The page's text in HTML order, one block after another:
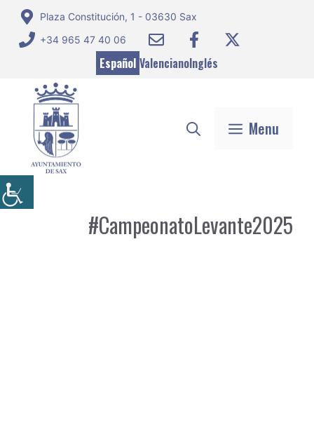
Saltar
contenido
Plaza Constitución, 1 - 03630 Sax
+34 965 47 40 06
Español ValencianoInglés
Menu
#CampeonatoLevante2025